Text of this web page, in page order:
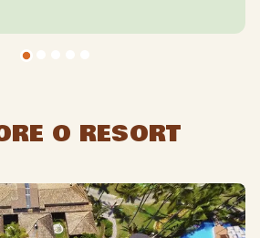
O RESORT